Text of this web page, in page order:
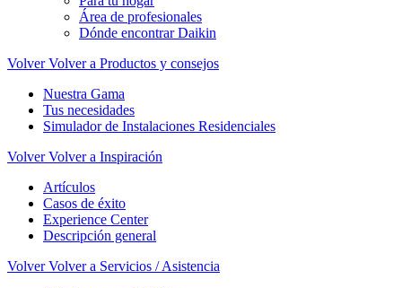
Área de profesionales
Dónde encontrar Daikin
Volver Volver a Productos y consejos
Nuestra Gama
Tus necesidades
Simulador de Instalaciones Residenciales
Volver Volver a Inspiración
Artículos
Casos de éxito
Experience Center
Descripción general
Volver Volver a Servicios / Asistencia